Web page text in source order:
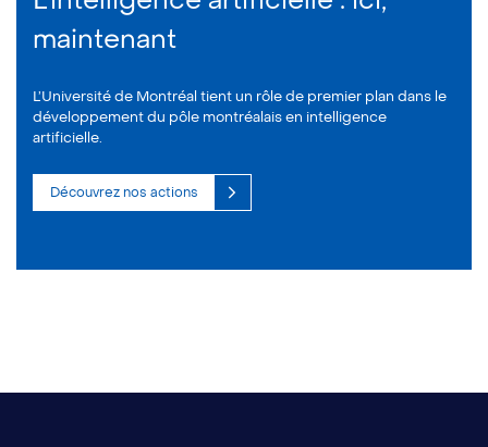
maintenant
L’Université de Montréal tient un rôle de premier plan dans le
développement du pôle montréalais en intelligence
artificielle.
Découvrez nos actions